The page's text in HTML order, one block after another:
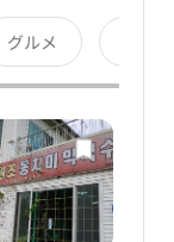
グルメ